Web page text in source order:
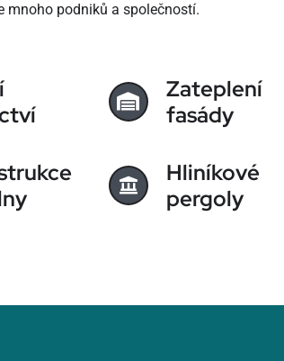
mnoho podniků a společností.
Zateplení
fasády
Hliníkové
pergoly